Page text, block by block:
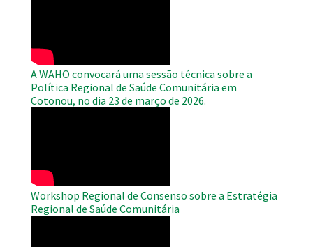
A WAHO convocará uma sessão técnica sobre a
Política Regional de Saúde Comunitária em
Cotonou, no dia 23 de março de 2026.
Workshop Regional de Consenso sobre a Estratégia
Regional de Saúde Comunitária